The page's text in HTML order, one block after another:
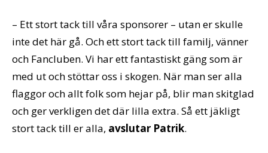
– Ett stort tack till våra sponsorer – utan er skulle
inte det här gå. Och ett stort tack till familj, vänner
och Fancluben. Vi har ett fantastiskt gäng som är
med ut och stöttar oss i skogen. När man ser alla
flaggor och allt folk som hejar på, blir man skitglad
och ger verkligen det där lilla extra. Så ett jäkligt
stort tack till er alla, avslutar Patrik.